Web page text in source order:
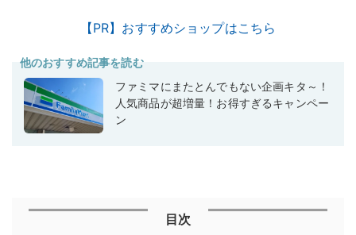
【PR】おすすめショップはこちら
他のおすすめ記事を読む
ファミマにまたとんでもない企画キタ～！
人気商品が超増量！お得すぎるキャンペー
ン
目次